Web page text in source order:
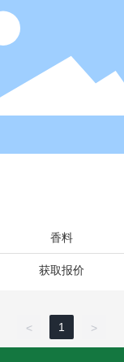
香料
获取报价
< 1 >